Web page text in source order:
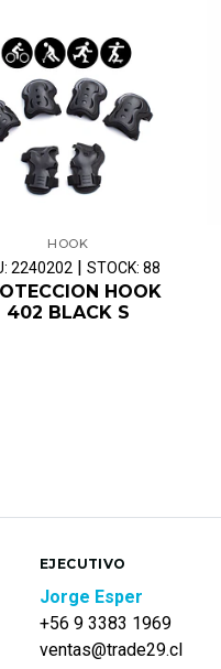
HOOK
2240202 | STOCK: 88
HOOK
402 BLACK S
EJECUTIVO
Jorge Esper
+56 9 3383 1969
ventas@trade29.cl